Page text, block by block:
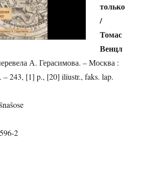
только
/
Томас
Венцл
А. Герасимова. – Москва :
243, [1] p., [20] iliustr., faks. lap.
2